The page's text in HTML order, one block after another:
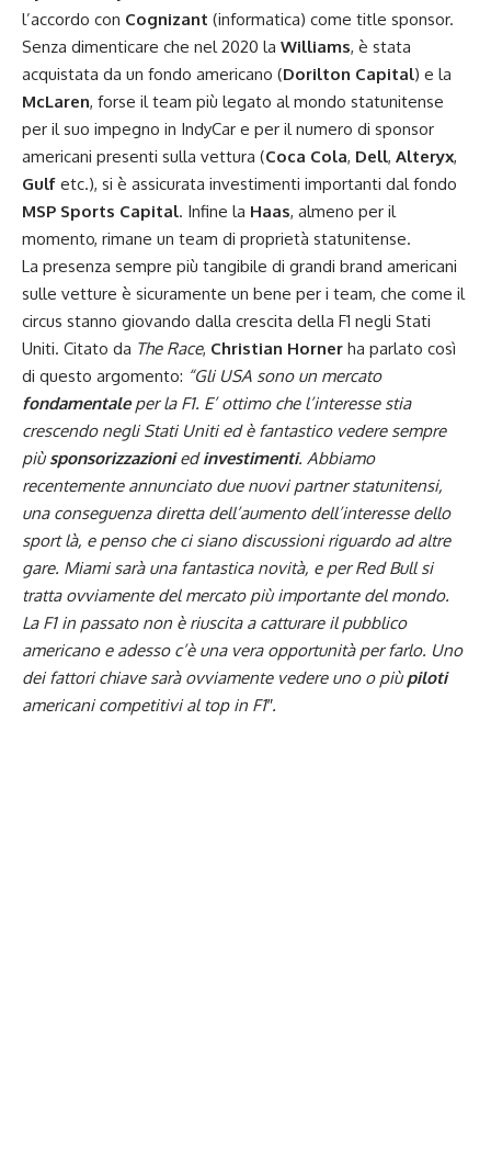
l’accordo con Cognizant (informatica) come title sponsor.
Senza dimenticare che nel 2020 la Williams, è stata
acquistata da un fondo americano (Dorilton Capital) e la
McLaren, forse il team più legato al mondo statunitense
per il suo impegno in IndyCar e per il numero di sponsor
americani presenti sulla vettura (Coca Cola, Dell, Alteryx,
Gulf etc.), si è assicurata investimenti importanti dal fondo
MSP Sports Capital. Infine la Haas, almeno per il
momento, rimane un team di proprietà statunitense.
La presenza sempre più tangibile di grandi brand americani
sulle vetture è sicuramente un bene per i team, che come il
circus stanno giovando dalla crescita della F1 negli Stati
Uniti. Citato da The Race, Christian Horner ha parlato così
di questo argomento: “Gli USA sono un mercato
fondamentaleper la F1. E’ ottimo che l’interesse stia
crescendo negli Stati Uniti ed è fantastico vedere sempre
piùsponsorizzazioniedinvestimenti. Abbiamo
recentemente annunciato due nuovi partner statunitensi,
una conseguenza diretta dell’aumento dell’interesse dello
sport là, e penso che ci siano discussioni riguardo ad altre
gare. Miami sarà una fantastica novità, e per Red Bull si
tratta ovviamente del mercato più importante del mondo.
La F1 in passato non è riuscita a catturare il pubblico
americano e adesso c’è una vera opportunità per farlo. Uno
dei fattori chiave sarà ovviamente vedere uno o piùpiloti
americani competitivi al top in F1″.